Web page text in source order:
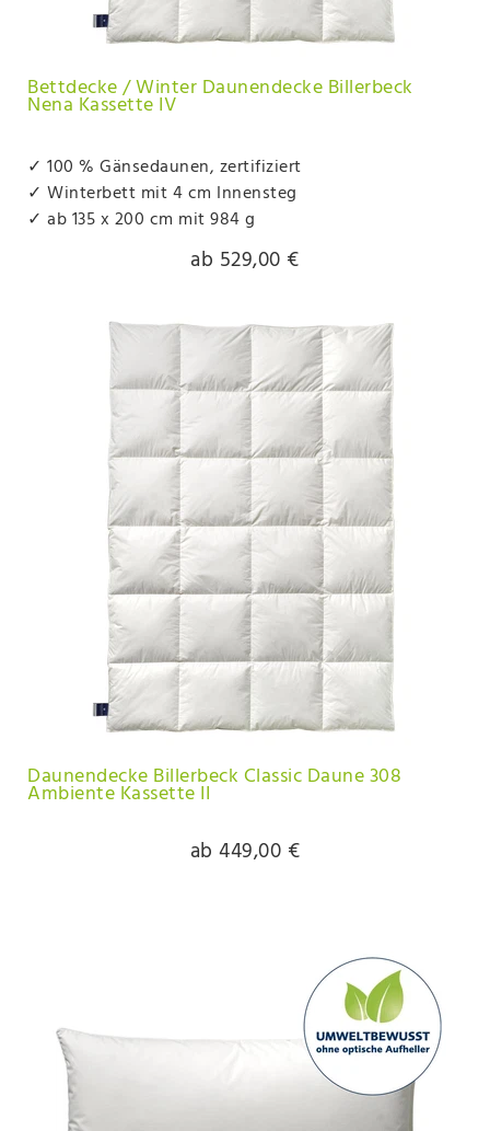
Bettdecke / Winter Daunendecke Billerbeck
Nena Kassette IV
✓ 100 % Gänsedaunen, zertifiziert
✓ Winterbett mit 4 cm Innensteg
✓ ab 135 x 200 cm mit 984 g
ab 529,00 €
Daunendecke Billerbeck Classic Daune 308
Ambiente Kassette II
ab 449,00 €